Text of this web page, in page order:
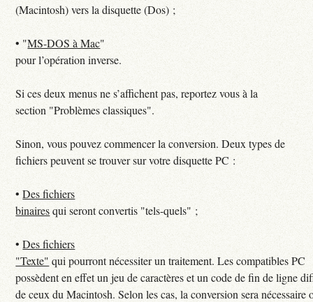
(Macintosh) vers la disquette (Dos) ;
• "MS-DOS à Mac"
pour l’opération inverse.
Si ces deux menus ne s’affichent pas, reportez vous à la
section "Problèmes classiques".
Sinon, vous pouvez commencer la conversion. Deux types de
fichiers peuvent se trouver sur votre disquette PC :
• Des fichiers
binairesqui seront convertis "tels-quels" ;
• Des fichiers
"Texte" qui pourront nécessiter un traitement. Les compatibles PC
possèdent en effet un jeu de caractères et un code de fin de ligne
de ceux du Macintosh. Selon les cas, la conversion sera nécessaire